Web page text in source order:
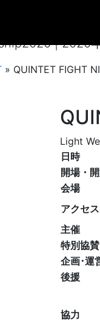
| 2020
» QUINTET FIGHT
Light
日時
開場・
会場
アクセス
主催
特別協賛
企画･運
後援
協力